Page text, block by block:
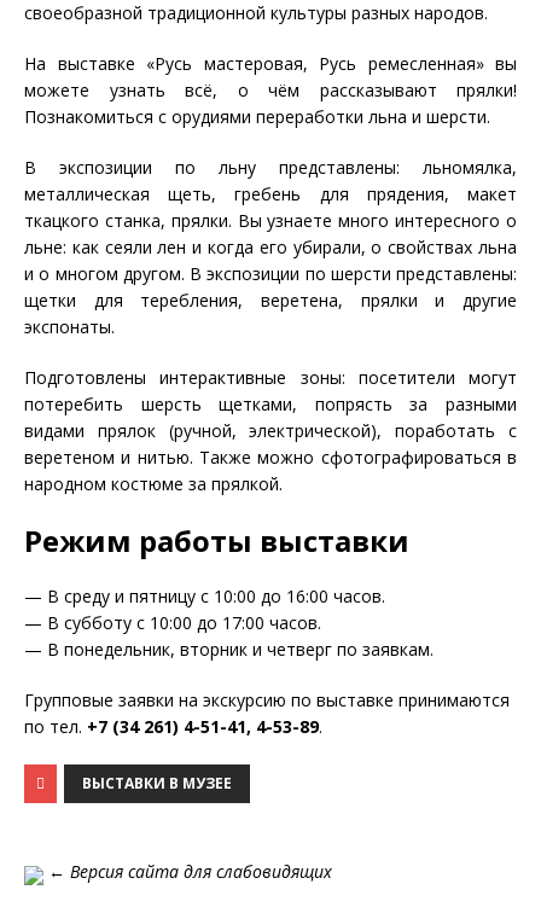
своеобразной традиционной культуры разных народов.
На выставке «Русь мастеровая, Русь ремесленная» вы
можете узнать всё, о чём рассказывают прялки!
Познакомиться с орудиями переработки льна и шерсти.
В экспозиции по льну представлены: льномялка,
металлическая щеть, гребень для прядения, макет
ткацкого станка, прялки. Вы узнаете много интересного о
льне: как сеяли лен и когда его убирали, о свойствах льна
и о многом другом. В экспозиции по шерсти представлены:
щетки для теребления, веретена, прялки и другие
экспонаты.
Подготовлены интерактивные зоны: посетители могут
потеребить шерсть щетками, попрясть за разными
видами прялок (ручной, электрической), поработать с
веретеном и нитью. Также можно сфотографироваться в
народном костюме за прялкой.
Режим работы выставки
— В среду и пятницу с 10:00 до 16:00 часов.
— В субботу с 10:00 до 17:00 часов.
— В понедельник, вторник и четверг по заявкам.
Групповые заявки на экскурсию по выставке принимаются
по тел. +7 (34 261) 4-51-41, 4-53-89.
ВЫСТАВКИ В МУЗЕЕ
← Версия сайта для слабовидящих